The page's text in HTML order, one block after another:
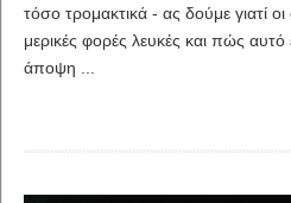
τόσο τρομακτικά - ας δούμε γιατί οι
μερικές φορές λευκές και πώς αυτό
άποψη ...